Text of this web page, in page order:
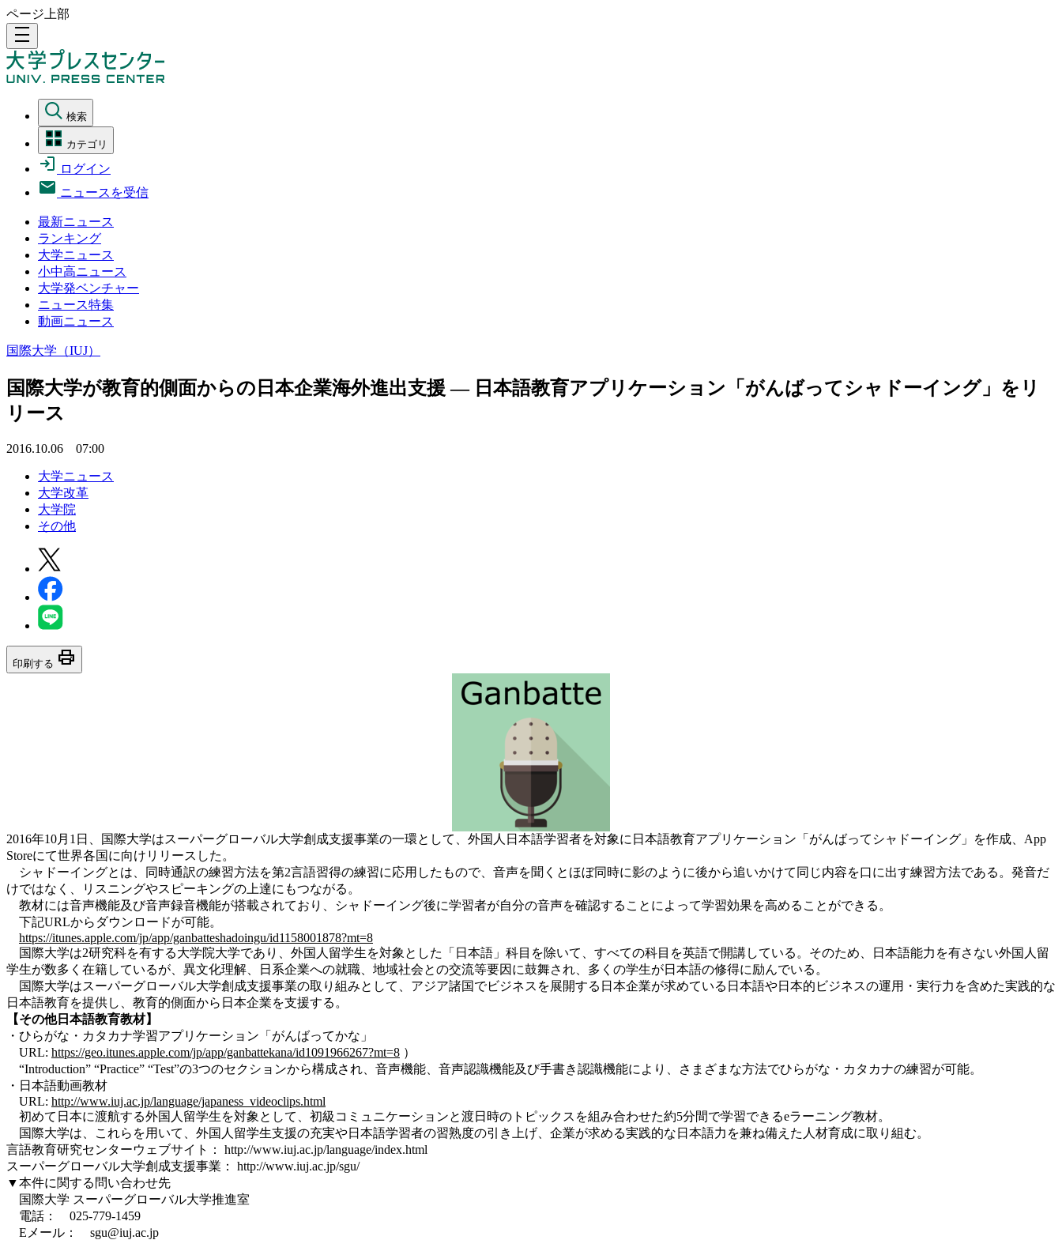
ページ上部
density_medium
検索
カテゴリ
ログイン
ニュースを受信
最新ニュース
ランキング
大学ニュース
小中高ニュース
大学発ベンチャー
ニュース特集
動画ニュース
国際大学（IUJ）
国際大学が教育的側面からの日本企業海外進出支援 — 日本語教育アプリケーション「がんばってシャドーイング」をリ
リース
2016.10.06 07:00
大学ニュース
大学改革
大学院
その他
印刷する print
2016年10月1日、国際大学はスーパーグローバル大学創成支援事業の一環として、外国人日本語学習者を対象に日本語教育アプリケーション「がんばってシャドーイング」を作成、App
Storeにて世界各国に向けリリースした。
シャドーイングとは、同時通訳の練習方法を第2言語習得の練習に応用したもので、音声を聞くとほぼ同時に影のように後から追いかけて同じ内容を口に出す練習方法である。発音だ
けではなく、リスニングやスピーキングの上達にもつながる。
教材には音声機能及び音声録音機能が搭載されており、シャドーイング後に学習者が自分の音声を確認することによって学習効果を高めることができる。
下記URLからダウンロードが可能。
https://itunes.apple.com/jp/app/ganbatteshadoingu/id1158001878?mt=8
国際大学は2研究科を有する大学院大学であり、外国人留学生を対象とした「日本語」科目を除いて、すべての科目を英語で開講している。そのため、日本語能力を有さない外国人留
学生が数多く在籍しているが、異文化理解、日系企業への就職、地域社会との交流等要因に鼓舞され、多くの学生が日本語の修得に励んでいる。
国際大学はスーパーグローバル大学創成支援事業の取り組みとして、アジア諸国でビジネスを展開する日本企業が求めている日本語や日本的ビジネスの運用・実行力を含めた実践的な
日本語教育を提供し、教育的側面から日本企業を支援する。
【その他日本語教育教材】
・ひらがな・カタカナ学習アプリケーション「がんばってかな」
URL: https://geo.itunes.apple.com/jp/app/ganbattekana/id1091966267?mt=8 ）
“Introduction” “Practice” “Test”の3つのセクションから構成され、音声機能、音声認識機能及び手書き認識機能により、さまざまな方法でひらがな・カタカナの練習が可能。
・日本語動画教材
URL: http://www.iuj.ac.jp/language/japaness_videoclips.html
初めて日本に渡航する外国人留学生を対象として、初級コミュニケーションと渡日時のトピックスを組み合わせた約5分間で学習できるeラーニング教材。
国際大学は、これらを用いて、外国人留学生支援の充実や日本語学習者の習熟度の引き上げ、企業が求める実践的な日本語力を兼ね備えた人材育成に取り組む。
言語教育研究センターウェブサイト： http://www.iuj.ac.jp/language/index.html
スーパーグローバル大学創成支援事業： http://www.iuj.ac.jp/sgu/
▼本件に関する問い合わせ先
国際大学 スーパーグローバル大学推進室
電話： 025-779-1459
Eメール： sgu@iuj.ac.jp